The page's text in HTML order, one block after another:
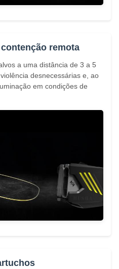
remota
a uma distância de 3 a 5
desnecessárias e, ao
em condições de